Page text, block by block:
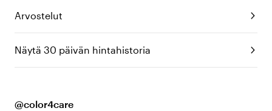
Arvostelut
Näytä 30 päivän hintahistoria
@color4care